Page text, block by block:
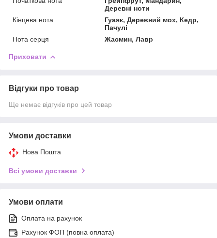
Деревні ноти
Кінцева нота
Гуаяк, Деревний мох, Кедр,
Пачулі
Нота серця
Жасмин, Лавр
Приховати
Відгуки про товар
Ще немає відгуків про цей товар
Умови доставки
Нова Пошта
Всі умови доставки
Умови оплати
Оплата на рахунок
Рахунок ФОП (повна оплата)